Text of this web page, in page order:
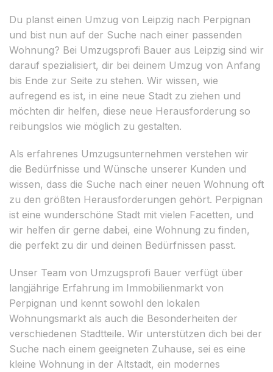
Du planst einen Umzug von Leipzig nach Perpignan
und bist nun auf der Suche nach einer passenden
Wohnung? Bei Umzugsprofi Bauer aus Leipzig sind wir
darauf spezialisiert, dir bei deinem Umzug von Anfang
bis Ende zur Seite zu stehen. Wir wissen, wie
aufregend es ist, in eine neue Stadt zu ziehen und
möchten dir helfen, diese neue Herausforderung so
reibungslos wie möglich zu gestalten.
Als erfahrenes Umzugsunternehmen verstehen wir
die Bedürfnisse und Wünsche unserer Kunden und
wissen, dass die Suche nach einer neuen Wohnung oft
zu den größten Herausforderungen gehört. Perpignan
ist eine wunderschöne Stadt mit vielen Facetten, und
wir helfen dir gerne dabei, eine Wohnung zu finden,
die perfekt zu dir und deinen Bedürfnissen passt.
Unser Team von Umzugsprofi Bauer verfügt über
langjährige Erfahrung im Immobilienmarkt von
Perpignan und kennt sowohl den lokalen
Wohnungsmarkt als auch die Besonderheiten der
verschiedenen Stadtteile. Wir unterstützen dich bei der
Suche nach einem geeigneten Zuhause, sei es eine
kleine Wohnung in der Altstadt, ein modernes